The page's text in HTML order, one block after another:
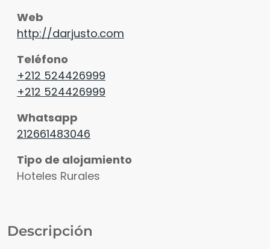
Web
http://darjusto.com
Teléfono
+212 524426999
+212 524426999
Whatsapp
212661483046
Tipo de alojamiento
Hoteles Rurales
Descripción